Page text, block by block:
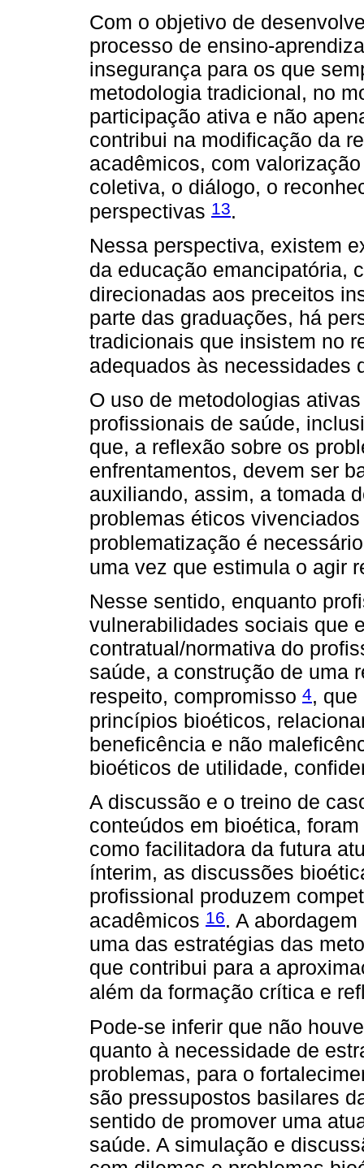
Com o objetivo de
processo de ensino-
insegurança para os que
metodologia tradicional, no
participação ativa e não
contribui na modificação da
acadêmicos, com
coletiva, o diálogo, o
perspectivas 13.
Nessa perspectiva, existem
da educação emancipatória,
direcionadas aos preceitos
parte das graduações, há
tradicionais que insistem no
adequados às necessidades
O uso de metodologias
profissionais de saúde,
que, a reflexão sobre os
enfrentamentos, devem ser
auxiliando, assim, a tomada
problemas éticos
problematização é
uma vez que estimula o agir
Nesse sentido, enquanto
vulnerabilidades sociais que
contratual/normativa do
saúde, a construção de uma
respeito, compromisso 4,
princípios bioéticos,
beneficência e não
bioéticos de utilidade,
A discussão e o treino de
conteúdos em bioética,
como facilitadora da futura
ínterim, as discussões
profissional produzem
acadêmicos 16. A
uma das estratégias das
que contribui para a
além da formação crítica e
Pode-se inferir que não
quanto à necessidade de
problemas, para o
são pressupostos basilares
sentido de promover uma
saúde. A simulação e